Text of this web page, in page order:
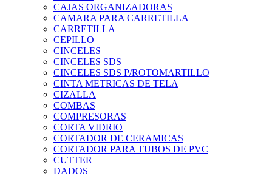
CAJAS ORGANIZADORAS
CAMARA PARA CARRETILLA
CARRETILLA
CEPILLO
CINCELES
CINCELES SDS
CINCELES SDS P/ROTOMARTILLO
CINTA METRICAS DE TELA
CIZALLA
COMBAS
COMPRESORAS
CORTA VIDRIO
CORTADOR DE CERAMICAS
CORTADOR PARA TUBOS DE PVC
CUTTER
DADOS